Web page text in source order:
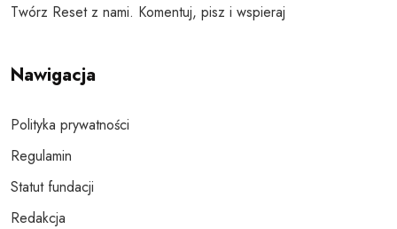
Twórz Reset z nami. Komentuj, pisz i wspieraj
Nawigacja
Polityka prywatności
Regulamin
Statut fundacji
Redakcja